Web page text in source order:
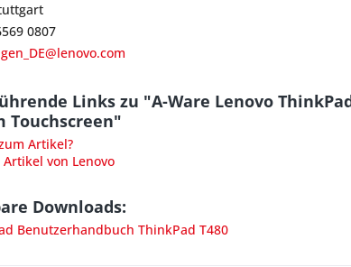
0807
Links zu "A-Ware Lenovo ThinkPad
Touchscreen"
Artikel?
von Lenovo
Downloads:
Benutzerhandbuch ThinkPad T480